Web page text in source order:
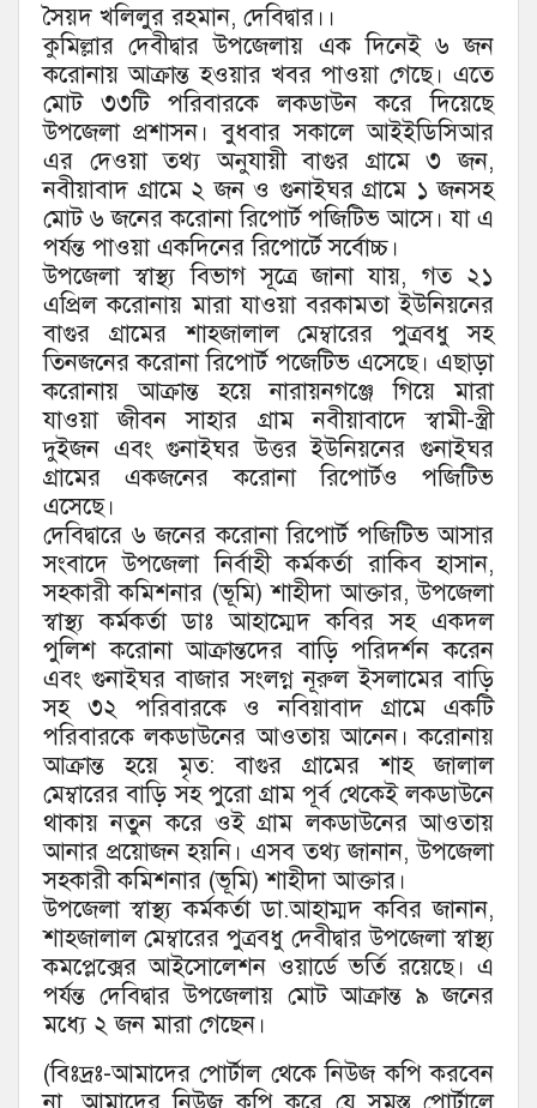
সৈয়দ খলিলুর রহমান, দেবিদ্বার।।
কুমিল্লার দেবীদ্বার উপজেলায় এক দিনেই ৬ জন
করোনায় আক্রান্ত হওয়ার খবর পাওয়া গেছে। এতে
মোট ৩৩টি পরিবারকে লকডাউন করে দিয়েছে
উপজেলা প্রশাসন। বুধবার সকালে আইইডিসিআর
এর দেওয়া তথ্য অনুযায়ী বাগুর গ্রামে ৩ জন,
নবীয়াবাদ গ্রামে ২ জন ও গুনাইঘর গ্রামে ১ জনসহ
মোট ৬ জনের করোনা রিপোর্ট পজিটিভ আসে। যা এ
পর্যন্ত পাওয়া একদিনের রিপোর্টে সর্বোচ্চ।
উপজেলা স্বাস্থ্য বিভাগ সূত্রে জানা যায়, গত ২১
এপ্রিল করোনায় মারা যাওয়া বরকামতা ইউনিয়নের
বাগুর গ্রামের শাহজালাল মেম্বারের পুত্রবধু সহ
তিনজনের করোনা রিপোর্ট পজেটিভ এসেছে। এছাড়া
করোনায় আক্রান্ত হয়ে নারায়নগঞ্জে গিয়ে মারা
যাওয়া জীবন সাহার গ্রাম নবীয়াবাদে স্বামী-স্ত্রী
দুইজন এবং গুনাইঘর উত্তর ইউনিয়নের গুনাইঘর
গ্রামের একজনের করোনা রিপোর্টও পজিটিভ
এসেছে।
দেবিদ্বারে ৬ জনের করোনা রিপোর্ট পজিটিভ আসার
সংবাদে উপজেলা নির্বাহী কর্মকর্তা রাকিব হাসান,
সহকারী কমিশনার (ভূমি) শাহীদা আক্তার, উপজেলা
স্বাস্থ্য কর্মকর্তা ডাঃ আহাম্মেদ কবির সহ একদল
পুলিশ করোনা আক্রান্তদের বাড়ি পরিদর্শন করেন
এবং গুনাইঘর বাজার সংলগ্ন নূরুল ইসলামের বাড়ি
সহ ৩২ পরিবারকে ও নবিয়াবাদ গ্রামে একটি
পরিবারকে লকডাউনের আওতায় আনেন। করোনায়
আক্রান্ত হয়ে মৃত: বাগুর গ্রামের শাহ জালাল
মেম্বারের বাড়ি সহ পুরো গ্রাম পূর্ব থেকেই লকডাউনে
থাকায় নতুন করে ওই গ্রাম লকডাউনের আওতায়
আনার প্রয়োজন হয়নি। এসব তথ্য জানান, উপজেলা
সহকারী কমিশনার (ভূমি) শাহীদা আক্তার।
উপজেলা স্বাস্থ্য কর্মকর্তা ডা.আহাম্মদ কবির জানান,
শাহজালাল মেম্বারের পুত্রবধু দেবীদ্বার উপজেলা স্বাস্থ্য
কমপ্লেক্সের আইসোলেশন ওয়ার্ডে ভর্তি রয়েছে। এ
পর্যন্ত দেবিদ্বার উপজেলায় মোট আক্রান্ত ৯ জনের
মধ্যে ২ জন মারা গেছেন।
(বিঃদ্রঃ-আমাদের পোর্টাল থেকে নিউজ কপি করবেন